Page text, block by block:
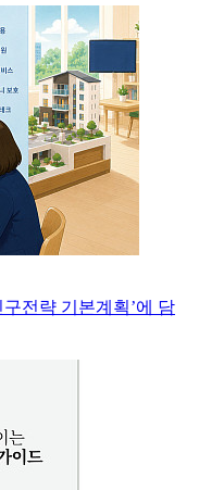
전략 기본계획’에 담